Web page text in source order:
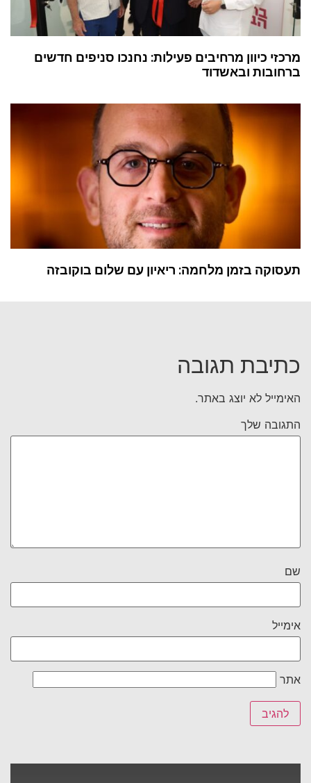
מרכזי כיוון מרחיבים פעילות: נחנכו סניפים חדשים
ברחובות ובאשדוד
תעסוקה בזמן מלחמה: ריאיון עם שלום בוקובזה
כתיבת תגובה
האימייל לא יוצג באתר.
התגובה שלך
שם
אימייל
אתר